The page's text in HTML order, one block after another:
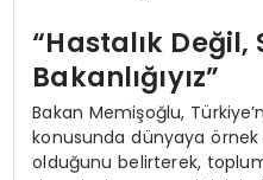
“Hastalık Değil,
Bakanlığıyız”
Bakan Memişoğlu,
konusunda dünyaya
olduğunu belirterek,